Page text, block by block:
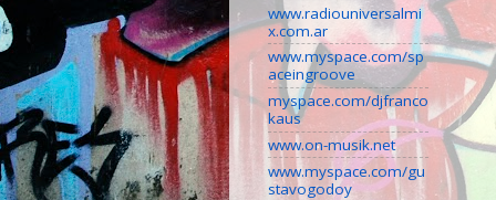
www.radiouniversalmi
x.com.ar
www.myspace.com/sp
aceingroove
myspace.com/djfranco
kaus
www.on-musik.net
www.myspace.com/gu
stavogodoy